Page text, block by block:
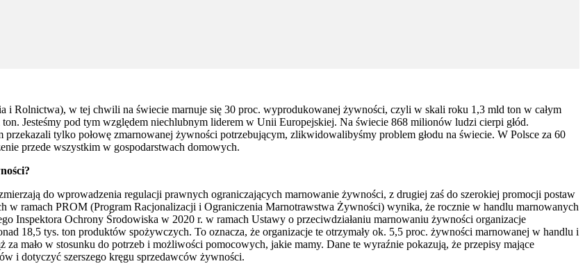
i Rolnictwa), w tej chwili na świecie marnuje się 30 proc. wyprodukowanej żywności, czyli w skali roku 1,3 mld ton w całym
Jesteśmy pod tym względem niechlubnym liderem w Unii Europejskiej. Na świecie 868 milionów ludzi cierpi głód.
tylko połowę zmarnowanej żywności potrzebującym, zlikwidowalibyśmy problem głodu na świecie. W Polsce za 60
przede wszystkim w gospodarstwach domowych.
do wprowadzenia regulacji prawnych ograniczających marnowanie żywności, z drugiej zaś do szerokiej promocji postaw
w ramach PROM (Program Racjonalizacji i Ograniczenia Marnotrawstwa Żywności) wynika, że rocznie w handlu marnowanych
Inspektora Ochrony Środowiska w 2020 r. w ramach Ustawy o przeciwdziałaniu marnowaniu żywności organizacje
18,5 tys. ton produktów spożywczych. To oznacza, że organizacje te otrzymały ok. 5,5 proc. żywności marnowanej w handlu i
mało w stosunku do potrzeb i możliwości pomocowych, jakie mamy. Dane te wyraźnie pokazują, że przepisy mające
i dotyczyć szerszego kręgu sprzedawców żywności.